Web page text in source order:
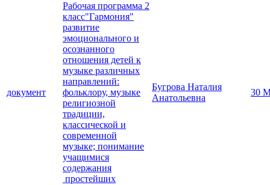
документ
Рабочая программа 2
класс"Гармония"
развитие
эмоционального и
осознанного
отношения детей к
музыке различных
направлений:
фольклору, музыке
религиозной
традиции,
классической и
современной
музыке; понимание
учащимися
содержания
простейших
Бугрова Наталия
Анатольевна
30